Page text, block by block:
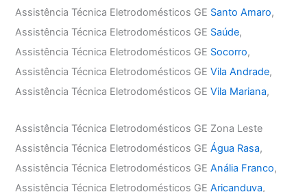
Assistência Técnica Eletrodomésticos GE Santo Amaro,
Assistência Técnica Eletrodomésticos GE Saúde,
Assistência Técnica Eletrodomésticos GE Socorro,
Assistência Técnica Eletrodomésticos GEVila Andrade,
Assistência Técnica Eletrodomésticos GEVila Mariana,
Assistência Técnica Eletrodomésticos GE Zona Leste
Assistência Técnica Eletrodomésticos GEÁgua Rasa,
Assistência Técnica Eletrodomésticos GEAnália Franco,
Assistência Técnica Eletrodomésticos GEAricanduva,